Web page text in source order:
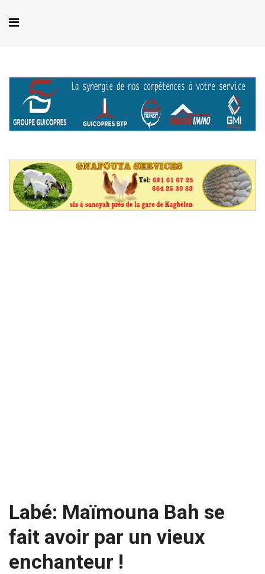
Labé: Maïmouna Bah se
fait avoir par un vieux
enchanteur !